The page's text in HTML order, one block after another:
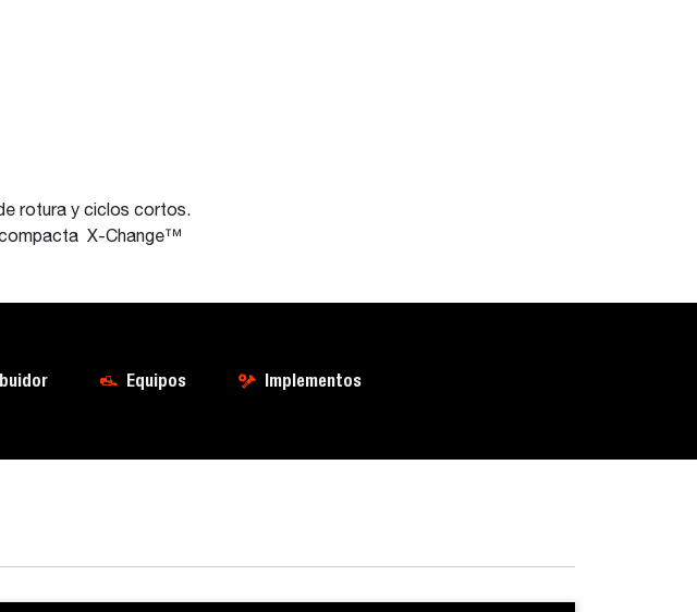
rotura y ciclos cortos.
compacta X-Change™
Equipos Implementos